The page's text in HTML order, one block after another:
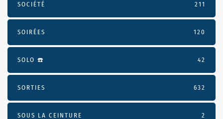
SOCIÉTÉ 211
SOIRÉES 120
SOLO ☎️ 42
SORTIES 632
SOUS LA CEINTURE 2